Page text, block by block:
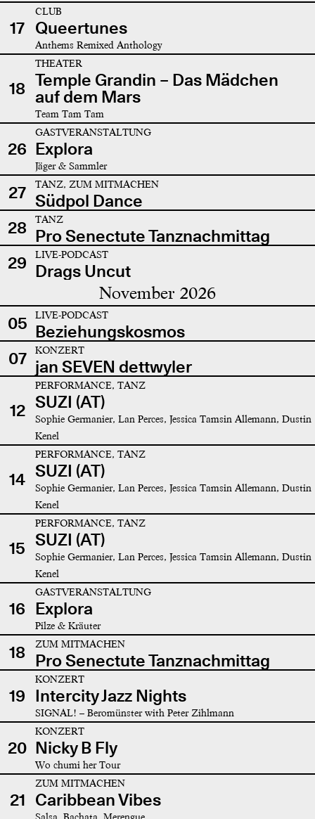
17
CLUB
Queertunes
Anthems Remixed Anthology
18
THEATER
Temple Grandin – Das Mädchen
auf dem Mars
Team Tam Tam
26
GASTVERANSTALTUNG
Explora
Jäger & Sammler
27 TANZ, ZUM MITMACHEN
Südpol Dance
28
TANZ
Pro Senectute Tanznachmittag
29
LIVE-PODCAST
Drags Uncut
November 2026
05 LIVE-PODCAST
Beziehungskosmos
07
KONZERT
jan SEVEN dettwyler
12
PERFORMANCE, TANZ
SUZI (AT)
Sophie Germanier, Lan Perces, Jessica Tamsin Allemann, Dustin
Kenel
14
PERFORMANCE, TANZ
SUZI (AT)
Sophie Germanier, Lan Perces, Jessica Tamsin Allemann, Dustin
Kenel
15
PERFORMANCE, TANZ
SUZI (AT)
Sophie Germanier, Lan Perces, Jessica Tamsin Allemann, Dustin
Kenel
16
GASTVERANSTALTUNG
Explora
Pilze & Kräuter
18 ZUM MITMACHEN
Pro Senectute Tanznachmittag
19
KONZERT
Intercity Jazz Nights
SIGNAL! – Beromünster with Peter Zihlmann
20
KONZERT
Nicky B Fly
Wo chumi her Tour
21
ZUM MITMACHEN
Caribbean Vibes